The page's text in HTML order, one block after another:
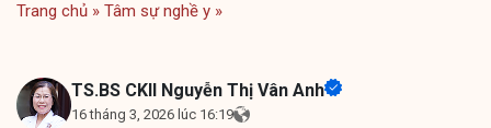
Trang chủ » Tâm sự nghề y »
TS.BS CKII Nguyễn Thị Vân Anh
16 tháng 3, 2026 lúc 16:19